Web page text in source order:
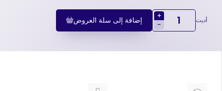
أديت
+
-
إضافة إلى سلة العروض